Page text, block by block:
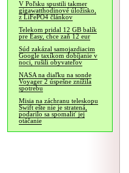
V Poľsku spustili takmer
gigawatthodinové úložisko,
z LiFePO4 článkov
Telekom pridal 12 GB balík
pre Easy, chce zaň 12 eur
Súd zakázal samojazdiacim
Google taxíkom dobíjanie v
noci, rušili obyvateľov
NASA na diaľku na sonde
Voyager 2 úspešne znížila
spotrebu
Misia na záchranu teleskopu
Swift ešte nie je stratená,
podarilo sa spomaliť jej
otáčanie